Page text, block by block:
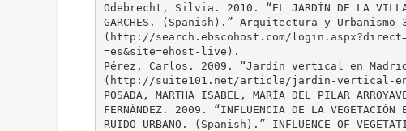
Odebrecht, Silvia. 2010. “EL JARDÍN DE LA VILLA
GARCHES. (Spanish).” Arquitectura y
(http://search.ebscohost.com/
=es&site=ehost-live).
Pérez, Carlos. 2009. “Jardín vertical en
(http://suite101.net/article/jardin-vertical-en-
POSADA, MARTHA ISABEL, MARÍA DEL PILAR
FERNÁNDEZ. 2009. “INFLUENCIA DE LA VEGETACIÓN
RUIDO URBANO. (Spanish).” INFLUENCE OF